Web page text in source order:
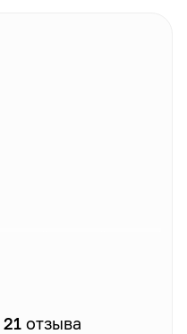
21 отзыва